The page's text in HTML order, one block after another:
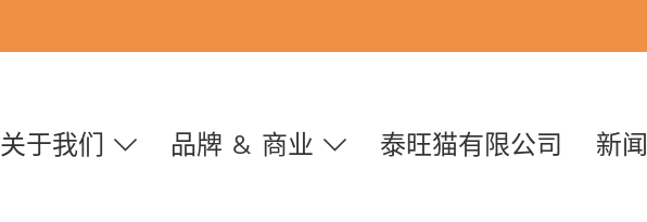
关于我们 品牌 & 商业 泰旺猫有限公司 新闻